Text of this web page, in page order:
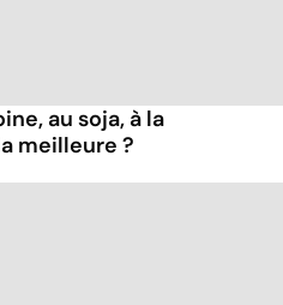
au soja, à la
meilleure ?